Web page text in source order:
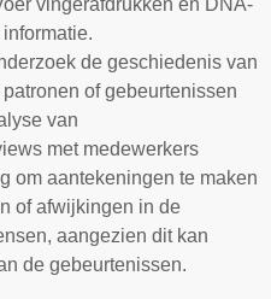
vingerafdrukken en DNA-
de geschiedenis van
of gebeurtenissen
van
met medewerkers
om aantekeningen te maken
of afwijkingen in de
aangezien dit kan
de gebeurtenissen.